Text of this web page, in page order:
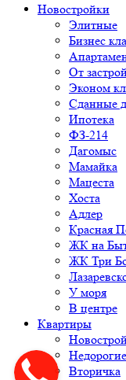
Новостройки
Элитные
Бизнес
От
Эконом
Сданные
Ипотека
ФЗ-214
Дагомыс
Мамайка
Мацеста
Хоста
Адлер
Красная
ЖК на
ЖК Три
У моря
В центре
Квартиры
Недорогие
Вторичка